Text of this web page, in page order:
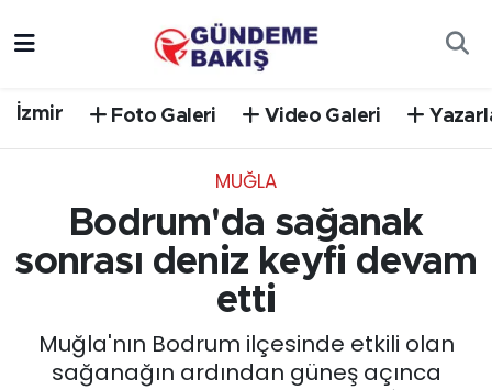
İzmir Foto Galeri Video Galeri
MUĞLA
Bodrum'da sağanak
sonrası deniz keyfi devam
etti
Muğla'nın Bodrum ilçesinde etkili olan
sağanağın ardından güneş açınca
EGE
EKONOMİ
Süper Lig Puan Durumu ve Fikstür
Son Dakika Haberleri